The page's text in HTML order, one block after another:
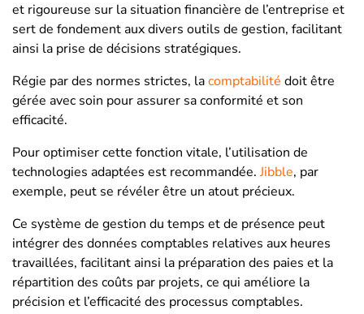
et rigoureuse sur la situation financière de l’entreprise et
sert de fondement aux divers outils de gestion, facilitant
ainsi la prise de décisions stratégiques.
Régie par des normes strictes, lacomptabilité doit être
gérée avec soin pour assurer sa conformité et son
efficacité.
Pour optimiser cette fonction vitale, l’utilisation de
technologies adaptées est recommandée.Jibble, par
exemple, peut se révéler être un atout précieux.
Ce système de gestion du temps et de présence peut
intégrer des données comptables relatives aux heures
travaillées, facilitant ainsi la préparation des paies et la
répartition des coûts par projets, ce qui améliore la
précision et l’efficacité des processus comptables.